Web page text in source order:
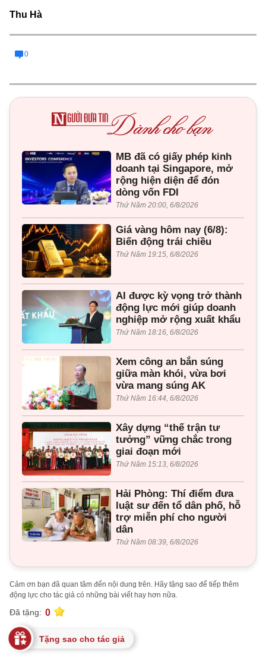
Thu Hà
0
MB đã có giấy phép kinh
doanh tại Singapore, mở
rộng hiện diện để đón
dòng vốn FDI
Thứ Năm 20:00, 6/8/2026
Giá vàng hôm nay (6/8):
Biến động trái chiều
Thứ Năm 19:15, 6/8/2026
AI được kỳ vọng trở thành
động lực mới giúp doanh
nghiệp mở rộng xuất khẩu
Thứ Năm 18:16, 6/8/2026
Xem công an bắn súng
giữa màn khói, vừa bơi
vừa mang súng AK
Thứ Năm 16:44, 6/8/2026
Xây dựng “thế trận tư
tưởng” vững chắc trong
giai đoạn mới
Thứ Năm 15:13, 6/8/2026
Hải Phòng: Thí điểm đưa
luật sư đến tổ dân phố, hỗ
trợ miễn phí cho người
dân
Thứ Năm 08:39, 6/8/2026
Cảm ơn bạn đã quan tâm đến nội dung trên. Hãy tặng sao để tiếp thêm
động lực cho tác giả có những bài viết hay hơn nữa.
Đã tặng: 0
Tặng sao cho tác giả